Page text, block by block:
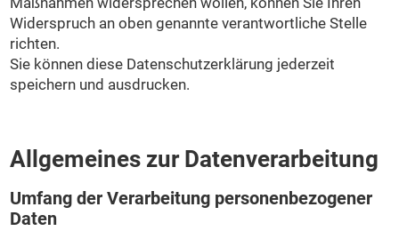
Widerspruch an oben genannte verantwortliche Stelle
richten.
Sie können diese Datenschutzerklärung jederzeit
speichern und ausdrucken.
Allgemeines zur Datenverarbeitung
Umfang der Verarbeitung personenbezogener
Daten